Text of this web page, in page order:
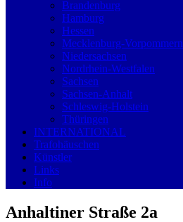
Brandenburg
Hamburg
Hessen
Mecklenburg-Vorpommern
Niedersachsen
Nordrhein-Westfalen
Sachsen
Sachsen-Anhalt
Schleswig-Holstein
Thüringen
INTERNATIONAL
Trafohäuschen
Künstler
Links
Info
Anhaltiner Straße 2a